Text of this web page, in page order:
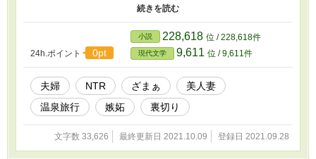
目にしてしまう。 この物語は、こんな事から始まるそんな事無い
でしょうと思いながら、すぐそばにある現実を描いた小説です。
しかし、簡単に離婚だ、別れだとはなりません。 ご興味あるから
は、読んで頂けると幸いです。
24h.ポイント
0pt
小説 228,618 位 / 228,618件
現代文学 9,611 位 / 9,611件
夫婦 NTR ざまぁ
美人妻
温泉旅行
嫉妬 裏切り
文字数 33,626 最終更新日 2021.10.09 登録日 2021.09.28